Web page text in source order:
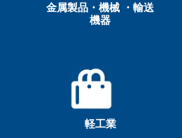
金属製品・機械 ・輸送
機器
軽工業